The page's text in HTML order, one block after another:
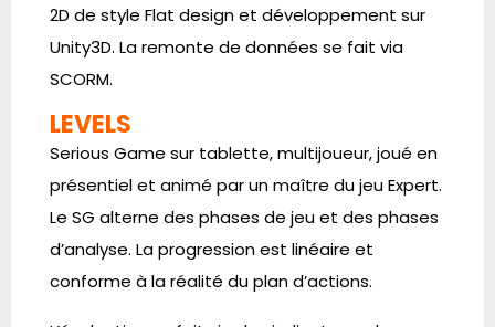
2D de style Flat design et développement sur
Unity3D. La remonte de données se fait via
SCORM.
LEVELS
Serious Game sur tablette, multijoueur, joué en
présentiel et animé par un maître du jeu Expert.
Le SG alterne des phases de jeu et des phases
d’analyse. La progression est linéaire et
conforme à la réalité du plan d’actions.